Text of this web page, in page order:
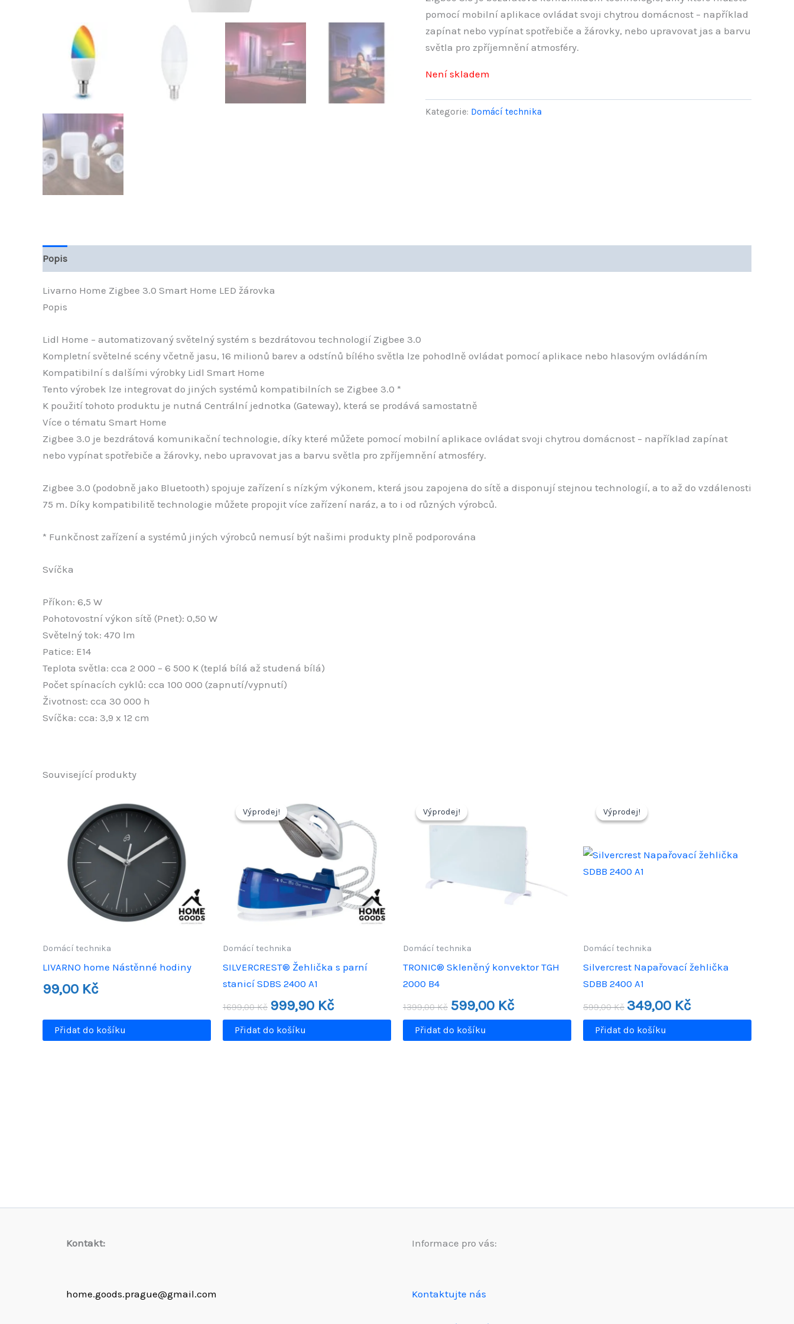
pomocí mobilní aplikace ovládat svoji chytrou domácnost – například
zapínat nebo vypínat spotřebiče a žárovky, nebo upravovat jas a barvu
světla pro zpříjemnění atmosféry.
Není skladem
Kategorie: Domácí technika
Popis
Livarno Home Zigbee 3.0 Smart Home LED žárovka
Popis
Lidl Home – automatizovaný světelný systém s bezdrátovou technologií Zigbee 3.0
Kompletní světelné scény včetně jasu, 16 milionů barev a odstínů bílého světla lze pohodlně ovládat pomocí aplikace nebo hlasovým ovládáním
Kompatibilní s dalšími výrobky Lidl Smart Home
Tento výrobek lze integrovat do jiných systémů kompatibilních se Zigbee 3.0 *
K použití tohoto produktu je nutná Centrální jednotka (Gateway), která se prodává samostatně
Více o tématu Smart Home
Zigbee 3.0 je bezdrátová komunikační technologie, díky které můžete pomocí mobilní aplikace ovládat svoji chytrou domácnost – například zapínat
nebo vypínat spotřebiče a žárovky, nebo upravovat jas a barvu světla pro zpříjemnění atmosféry.
Zigbee 3.0 (podobně jako Bluetooth) spojuje zařízení s nízkým výkonem, která jsou zapojena do sítě a disponují stejnou technologií, a to až do vzdálenosti
75 m. Díky kompatibilitě technologie můžete propojit více zařízení naráz, a to i od různých výrobců.
* Funkčnost zařízení a systémů jiných výrobců nemusí být našimi produkty plně podporována
Svíčka
Příkon: 6,5 W
Pohotovostní výkon sítě (Pnet): 0,50 W
Světelný tok: 470 lm
Patice: E14
Teplota světla: cca 2 000 – 6 500 K (teplá bílá až studená bílá)
Počet spínacích cyklů: cca 100 000 (zapnutí/vypnutí)
Životnost: cca 30 000 h
Svíčka: cca: 3,9 x 12 cm
Související produkty
Domácí technika
LIVARNO home Nástěnné hodiny
99,00 Kč
Přidat do košíku
Výprodej!
Výprodej!
Domácí technika
SILVERCREST® Žehlička s parní
stanicí SDBS 2400 A1
1699,00Kč
Původní
cena
1699,00 Kč.
999,90 Kč
Přidat do košíku
Výprodej!
Výprodej!
Domácí technika
TRONIC® Skleněný konvektor TGH
2000 B4
1399,00Kč
Původní
cena
1399,00 Kč.
599,00 Kč
Přidat do košíku
Výprodej!
Výprodej!
Domácí technika
Silvercrest Napařovací žehlička
SDBB 2400 A1
599,00Kč
Původní
cena
599,00 Kč.
349,00 Kč
Přidat do košíku
Kontakt:
home.goods.prague@gmail.com
Informace pro vás:
Kontaktujte nás